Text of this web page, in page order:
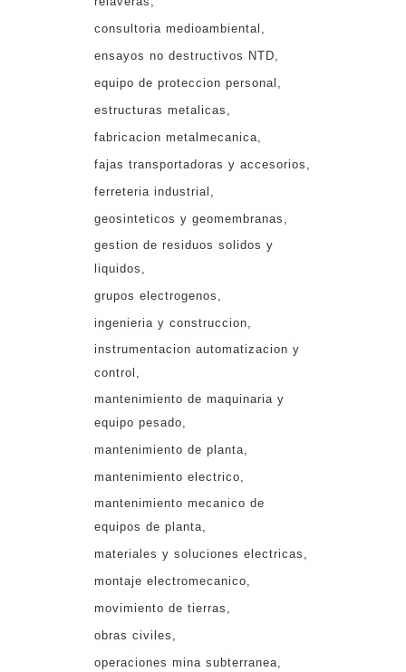
consultoria medioambiental
ensayos no destructivos NTD
equipo de proteccion personal
estructuras metalicas
fabricacion metalmecanica
fajas transportadoras y accesorios
ferreteria industrial
geosinteticos y geomembranas
gestion de residuos solidos y
liquidos
grupos electrogenos
ingenieria y construccion
instrumentacion automatizacion y
control
mantenimiento de maquinaria y
equipo pesado
mantenimiento de planta
mantenimiento electrico
mantenimiento mecanico de
equipos de planta
materiales y soluciones electricas
montaje electromecanico
movimiento de tierras
obras civiles
operaciones mina subterranea